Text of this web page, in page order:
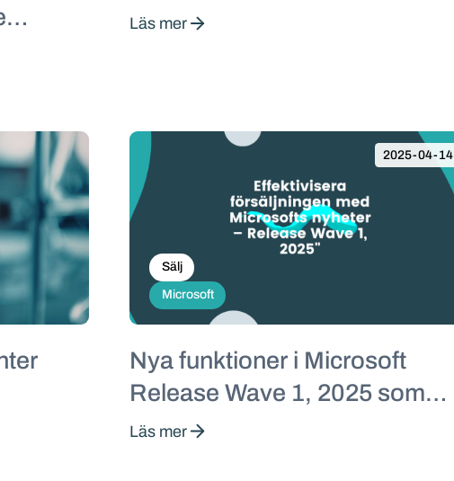
Läs mer
2025-04-14
Sälj
Microsoft
Nya funktioner i Microsoft
Release Wave 1, 2025 som
lyfter försäljningen
Läs mer